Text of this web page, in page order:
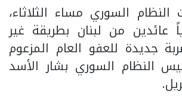
النظام السوري مساء الثلاثاء،
عائدين من لبنان بطريقة غير
جديدة للعفو العام المزعوم
النظام السوري بشار الأسد